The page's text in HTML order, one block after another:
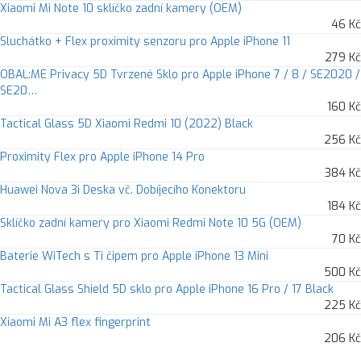
Xiaomi Mi Note 10 sklíčko zadní kamery (OEM)
46 Kč
Sluchátko + Flex proximity senzoru pro Apple iPhone 11
279 Kč
OBAL:ME Privacy 5D Tvrzené Sklo pro Apple iPhone 7 / 8 / SE2020 /
SE20…
160 Kč
Tactical Glass 5D Xiaomi Redmi 10 (2022) Black
256 Kč
Proximity Flex pro Apple iPhone 14 Pro
384 Kč
Huawei Nova 3i Deska vč. Dobíjecího Konektoru
184 Kč
Sklíčko zadní kamery pro Xiaomi Redmi Note 10 5G (OEM)
70 Kč
Baterie WiTech s Ti čipem pro Apple iPhone 13 Mini
500 Kč
Tactical Glass Shield 5D sklo pro Apple iPhone 16 Pro / 17 Black
225 Kč
Xiaomi Mi A3 flex fingerprint
206 Kč